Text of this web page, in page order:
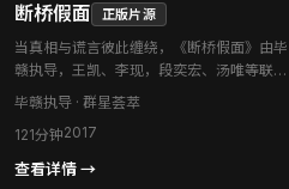
断桥假面 正版片源
当真相与谎言彼此缠绕，《断桥假面》由毕
赣执导，王凯、李现，段奕宏、汤唯等联袂
出演。本片为美国出品的剧情类型作品。人
慢慢品读。可作为周末观影清单中的优先选
择。
毕赣执导 · 群星荟萃
121分钟2017
查看详情 →